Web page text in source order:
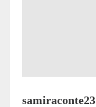
samiraconte23